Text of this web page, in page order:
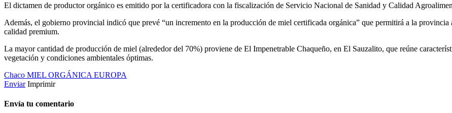
El dictamen de productor orgánico es emitido por la certificadora con la fiscalización de Servicio Nacional de Sanidad y Calidad
Además, el gobierno provincial indicó que prevé “un incremento en la producción de miel certificada orgánica” que permitirá a la
calidad premium.
La mayor cantidad de producción de miel (alrededor del 70%) proviene de El Impenetrable Chaqueño, en El Sauzalito, que reúne
vegetación y condiciones ambientales óptimas.
Chaco MIEL ORGÁNICA EUROPA
Enviar Imprimir
Envía tu comentario